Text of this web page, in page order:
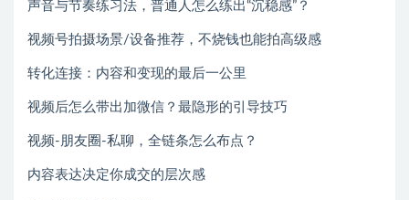
声音与节奏练习法，普通人怎么练出“沉稳感”？
视频号拍摄场景/设备推荐，不烧钱也能拍高级感
转化连接：内容和变现的最后一公里
视频后怎么带出加微信？最隐形的引导技巧
视频-朋友圈-私聊，全链条怎么布点？
内容表达决定你成交的层次感